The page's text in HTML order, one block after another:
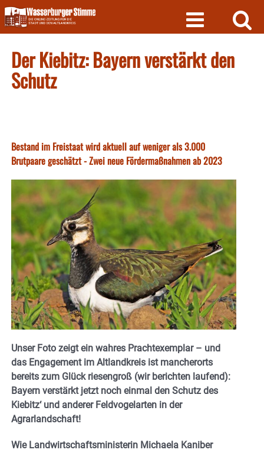
Skip
to
content
Der Kiebitz: Bayern verstärkt den
Schutz
Bestand im Freistaat wird aktuell auf weniger als 3.000
Brutpaare geschätzt - Zwei neue Fördermaßnahmen ab 2023
Unser Foto zeigt ein wahres Prachtexemplar – und
das Engagement im Altlandkreis ist mancherorts
bereits zum Glück riesengroß (wir berichten laufend):
Bayern verstärkt jetzt noch einmal den Schutz des
Kiebitz‘ und anderer Feldvogelarten in der
Agrarlandschaft!
Wie Landwirtschaftsministerin Michaela Kaniber